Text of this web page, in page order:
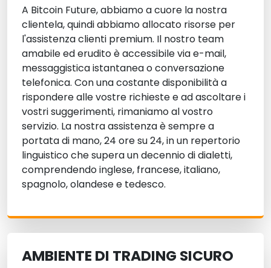
A Bitcoin Future, abbiamo a cuore la nostra
clientela, quindi abbiamo allocato risorse per
l'assistenza clienti premium. Il nostro team
amabile ed erudito è accessibile via e-mail,
messaggistica istantanea o conversazione
telefonica. Con una costante disponibilità a
rispondere alle vostre richieste e ad ascoltare i
vostri suggerimenti, rimaniamo al vostro
servizio. La nostra assistenza è sempre a
portata di mano, 24 ore su 24, in un repertorio
linguistico che supera un decennio di dialetti,
comprendendo inglese, francese, italiano,
spagnolo, olandese e tedesco.
AMBIENTE DI TRADING SICURO